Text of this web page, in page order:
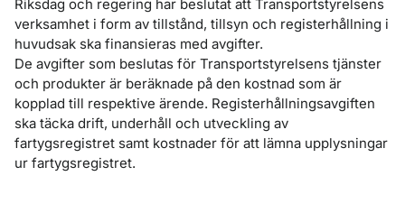
Riksdag och regering har beslutat att Transportstyrelsens
verksamhet i form av tillstånd, tillsyn och registerhållning i
huvudsak ska finansieras med avgifter.
De avgifter som beslutas för Transportstyrelsens tjänster
och produkter är beräknade på den kostnad som är
kopplad till respektive ärende. Registerhållningsavgiften
ska täcka drift, underhåll och utveckling av
fartygsregistret samt kostnader för att lämna upplysningar
ur fartygsregistret.